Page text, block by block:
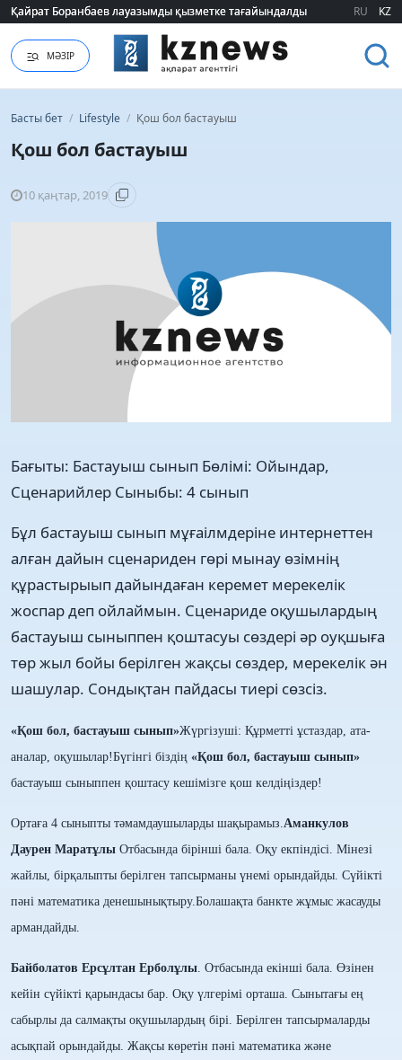
Қайрат Боранбаев лауазымды қызметке тағайындалды
Қайрат Боранбаев лауазымды қызметке тағайындалды RU KZ
МӘЗІР
Басты бет / Lifestyle / Қош бол бастауыш
Қош бол бастауыш
10 қаңтар, 2019
Бағыты: Бастауыш сынып Бөлімі: Ойындар,
Сценарийлер Сыныбы: 4 сынып
Бұл бастауыш сынып мұғаілмдеріне интернеттен
алған дайын сценариден гөрі мынау өзімнің
құрастырыып дайындаған керемет мерекелік
жоспар деп ойлаймын. Сценариде оқушылардың
бастауыш сыныппен қоштасуы сөздері әр оуқшыға
төр жыл бойы берілген жақсы сөздер, мерекелік ән
шашулар. Сондықтан пайдасы тиері сөзсіз.
«Қош бол, бастауыш сынып»Жүргізуші: Құрметті ұстаздар, ата-
аналар, оқушылар!Бүгінгі біздің «Қош бол, бастауыш сынып»
бастауыш сыныппен қоштасу кешімізге қош келдіңіздер!
Ортаға 4 сыныпты тәмамдаушыларды шақырамыз. Аманкулов
Даурен Маратұлы Отбасында бірінші бала. Оқу екпіндісі. Мінезі
жайлы, бірқалыпты берілген тапсырманы үнемі орындайды. Сүйікті
пәні математика денешынықтыру. Болашақта банкте жұмыс жасауды
армандайды.
Байболатов Ерсұлтан Ерболұлы . Отбасында екінші бала. Өзінен
кейін сүйікті қарындасы бар. Оқу үлгерімі орташа. Сынытағы ең
сабырлы да салмақты оқушылардың бірі. Берілген тапсырмаларды
асықпай орындайды. Жақсы көретін пәні математика және